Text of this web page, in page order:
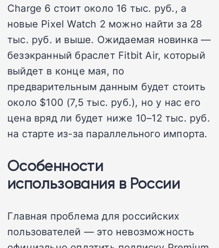
Charge 6 стоит около 16 тыс. руб., а
новые Pixel Watch 2 можно найти за 28
тыс. руб. и выше. Ожидаемая новинка —
безэкранный браслет Fitbit Air, который
выйдет в конце мая, по
предварительным данным будет стоить
около $100 (7,5 тыс. руб.), но у нас его
цена вряд ли будет ниже 10–12 тыс. руб.
на старте из-за параллельного импорта.
Особенности
использования в России
Главная проблема для российских
пользователей — это невозможность